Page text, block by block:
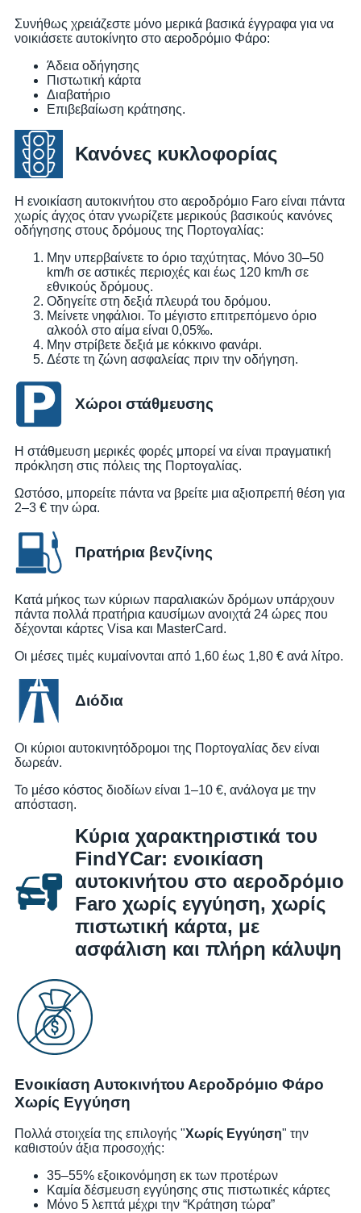
Συνήθως χρειάζεστε μόνο μερικά βασικά έγγραφα για να
νοικιάσετε αυτοκίνητο στο αεροδρόμιο Φάρο:
Άδεια οδήγησης
Πιστωτική κάρτα
Διαβατήριο
Επιβεβαίωση κράτησης.
Κανόνες κυκλοφορίας
Η ενοικίαση αυτοκινήτου στο αεροδρόμιο Faro είναι πάντα
χωρίς άγχος όταν γνωρίζετε μερικούς βασικούς κανόνες
οδήγησης στους δρόμους της Πορτογαλίας:
Μην υπερβαίνετε το όριο ταχύτητας. Μόνο 30–50
km/h σε αστικές περιοχές και έως 120 km/h σε
εθνικούς δρόμους.
Οδηγείτε στη δεξιά πλευρά του δρόμου.
Μείνετε νηφάλιοι. Το μέγιστο επιτρεπόμενο όριο
αλκοόλ στο αίμα είναι 0,05‰.
Μην στρίβετε δεξιά με κόκκινο φανάρι.
Δέστε τη ζώνη ασφαλείας πριν την οδήγηση.
Χώροι στάθμευσης
Η στάθμευση μερικές φορές μπορεί να είναι πραγματική
πρόκληση στις πόλεις της Πορτογαλίας.
Ωστόσο, μπορείτε πάντα να βρείτε μια αξιοπρεπή θέση για
2–3 € την ώρα.
Πρατήρια βενζίνης
Κατά μήκος των κύριων παραλιακών δρόμων υπάρχουν
πάντα πολλά πρατήρια καυσίμων ανοιχτά 24 ώρες που
δέχονται κάρτες Visa και MasterCard.
Οι μέσες τιμές κυμαίνονται από 1,60 έως 1,80 € ανά λίτρο.
Διόδια
Οι κύριοι αυτοκινητόδρομοι της Πορτογαλίας δεν είναι
δωρεάν.
Το μέσο κόστος διοδίων είναι 1–10 €, ανάλογα με την
απόσταση.
Κύρια χαρακτηριστικά του
FindYCar: ενοικίαση
αυτοκινήτου στο αεροδρόμιο
Faro χωρίς εγγύηση, χωρίς
πιστωτική κάρτα, με
ασφάλιση και πλήρη κάλυψη
Ενοικίαση Αυτοκινήτου Αεροδρόμιο Φάρο
Χωρίς Εγγύηση
Πολλά στοιχεία της επιλογής "Χωρίς Εγγύηση" την
καθιστούν άξια προσοχής:
35–55% εξοικονόμηση εκ των προτέρων
Καμία δέσμευση εγγύησης στις πιστωτικές κάρτες
Μόνο 5 λεπτά μέχρι την “Κράτηση τώρα”